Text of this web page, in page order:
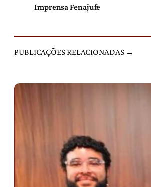
Imprensa Fenajufe
PUBLICAÇÕES RELACIONADAS →